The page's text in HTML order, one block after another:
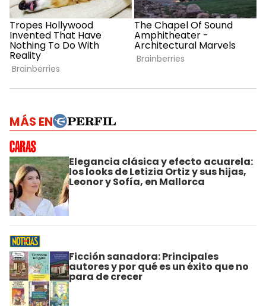
MÁS EN
Elegancia clásica y efecto acuarela:
los looks de Letizia Ortiz y sus hijas,
Leonor y Sofía, en Mallorca
Ficción sanadora: Principales
autores y por qué es un éxito que no
para de crecer